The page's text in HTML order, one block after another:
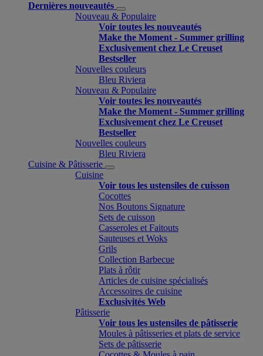
Dernières nouveautés
Nouveau & Populaire
Voir toutes les nouveautés
Make the Moment - Summer grilling
Exclusivement chez Le Creuset
Bestseller
Nouvelles couleurs
Bleu Riviera
Nouveau & Populaire
Voir toutes les nouveautés
Make the Moment - Summer grilling
Exclusivement chez Le Creuset
Bestseller
Nouvelles couleurs
Bleu Riviera
Cuisine & Pâtisserie
Cuisine
Voir tous les ustensiles de cuisson
Cocottes
Nos Boutons Signature
Sets de cuisson
Casseroles et Faitouts
Sauteuses et Woks
Grils
Collection Barbecue
Plats à rôtir
Articles de cuisine spécialisés
Accessoires de cuisine
Exclusivités Web
Pâtisserie
Voir tous les ustensiles de pâtisserie
Moules à pâtisseries et plats de service
Sets de pâtisserie